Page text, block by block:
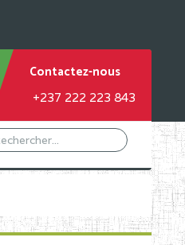
Contactez-nous
+237 222 223 843